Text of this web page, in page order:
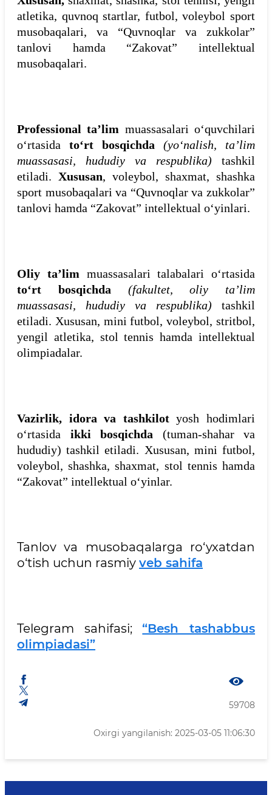
atletika, quvnoq startlar, futbol, voleybol sport
musobaqalari, va “Quvnoqlar va zukkolar”
tanlovi hamda “Zakovat” intellektual
musobaqalari.
Professional ta’lim muassasalari o‘quvchilari
o‘rtasida to‘rt bosqichda
(yo‘nalish, ta’lim
muassasasi, hududiy va respublika) tashkil
etiladi. Xususan, voleybol, shaxmat, shashka
sport musobaqalari va “Quvnoqlar va zukkolar”
tanlovi hamda “Zakovat” intellektual o‘yinlari.
Oliy ta’lim muassasalari talabalari o‘rtasida
to‘rt bosqichda (fakultet, oliy ta’lim
muassasasi, hududiy va respublika) tashkil
etiladi. Xususan, mini futbol, voleybol, stritbol,
yengil atletika, stol tennis hamda intellektual
olimpiadalar.
Vazirlik, idora va tashkilotyosh hodimlari
o‘rtasida ikki bosqichda (tuman-shahar va
hududiy) tashkil etiladi. Xususan, mini futbol,
voleybol, shashka, shaxmat, stol tennis hamda
“Zakovat” intellektual o‘yinlar.
Tanlov va musobaqalarga ro‘yxatdan
o‘tish uchun rasmiy veb sahifa
Telegram sahifasi;“Besh tashabbus
olimpiadasi”
59708
Oxirgi yangilanish: 2025-03-05 11:06:30